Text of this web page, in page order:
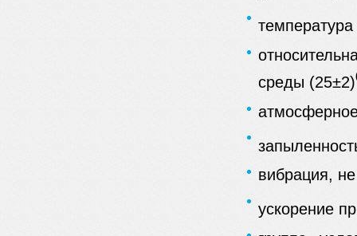
среды (25±2)
вибрация,
ускорение